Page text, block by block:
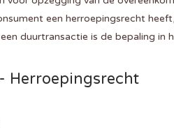
een herroepingsrecht
duurtransactie is de bepaling
Herroepingsrecht